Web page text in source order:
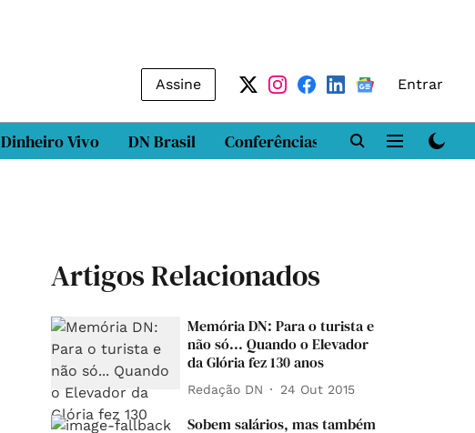
Assine Entrar
Dinheiro Vivo DN Brasil Conferências DN LAB
Artigos Relacionados
Memória DN: Para o turista e
não só... Quando o Elevador
da Glória fez 130 anos
Redação DN 24 Out 2015
Sobem salários, mas também